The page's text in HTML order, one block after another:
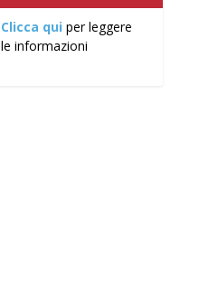
Clicca qui per leggere
le informazioni